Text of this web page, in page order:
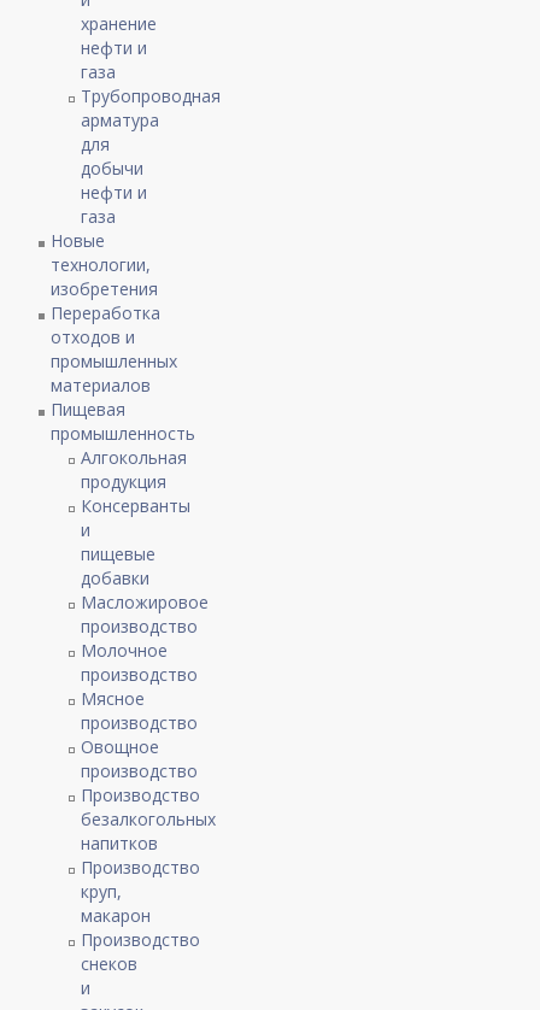
хранение
нефти и
газа
Трубопроводная
арматура
для
добычи
нефти и
газа
Новые
технологии,
изобретения
Переработка
отходов и
промышленных
материалов
Пищевая
промышленность
Алгокольная
продукция
Консерванты
и
пищевые
добавки
Масложировое
производство
Молочное
производство
Мясное
производство
Овощное
производство
Производство
безалкогольных
напитков
Производство
круп,
макарон
Производство
снеков
и